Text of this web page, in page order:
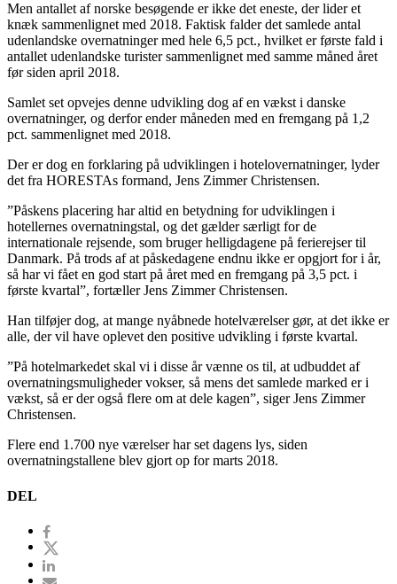
Men antallet af norske besøgende er ikke det eneste, der lider et
knæk sammenlignet med 2018. Faktisk falder det samlede antal
udenlandske overnatninger med hele 6,5 pct., hvilket er første fald i
antallet udenlandske turister sammenlignet med samme måned året
før siden april 2018.
Samlet set opvejes denne udvikling dog af en vækst i danske
overnatninger, og derfor ender måneden med en fremgang på 1,2
pct. sammenlignet med 2018.
Der er dog en forklaring på udviklingen i hotelovernatninger, lyder
det fra HORESTAs formand, Jens Zimmer Christensen.
”Påskens placering har altid en betydning for udviklingen i
hotellernes overnatningstal, og det gælder særligt for de
internationale rejsende, som bruger helligdagene på ferierejser til
Danmark. På trods af at påskedagene endnu ikke er opgjort for i år,
så har vi fået en god start på året med en fremgang på 3,5 pct. i
første kvartal”, fortæller Jens Zimmer Christensen.
Han tilføjer dog, at mange nyåbnede hotelværelser gør, at det ikke er
alle, der vil have oplevet den positive udvikling i første kvartal.
”På hotelmarkedet skal vi i disse år vænne os til, at udbuddet af
overnatningsmuligheder vokser, så mens det samlede marked er i
vækst, så er der også flere om at dele kagen”, siger Jens Zimmer
Christensen.
Flere end 1.700 nye værelser har set dagens lys, siden
overnatningstallene blev gjort op for marts 2018.
DEL